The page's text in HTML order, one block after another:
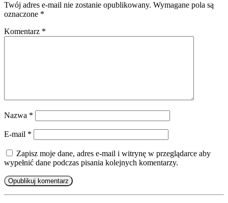
Twój adres e-mail nie zostanie opublikowany. Wymagane pola są
oznaczone *
Komentarz *
Nazwa *
E-mail *
Zapisz moje dane, adres e-mail i witrynę w przeglądarce aby
wypełnić dane podczas pisania kolejnych komentarzy.